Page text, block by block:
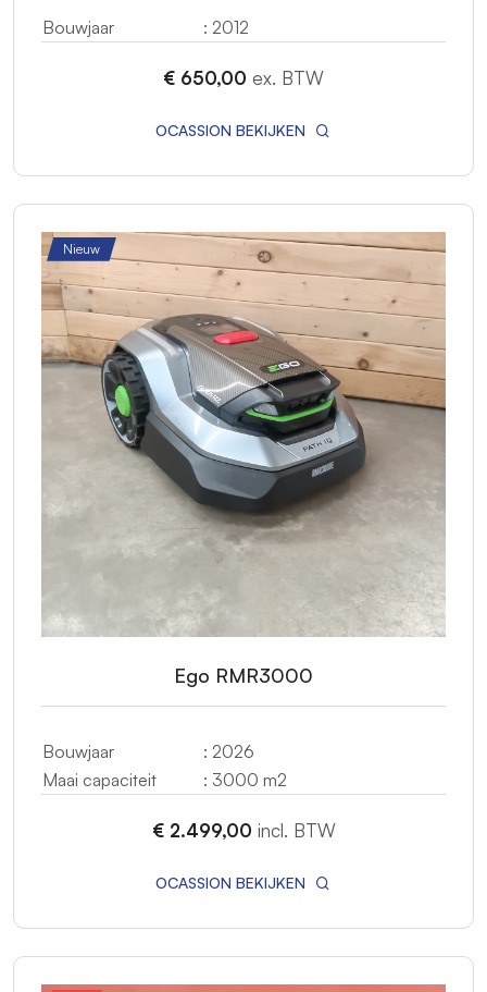
Bouwjaar : 2012
€ 650,00 ex. BTW
OCASSION BEKIJKEN
Nieuw
Ego RMR3000
Bouwjaar
: 2026
Maai capaciteit
: 3000 m2
€ 2.499,00 incl. BTW
OCASSION BEKIJKEN